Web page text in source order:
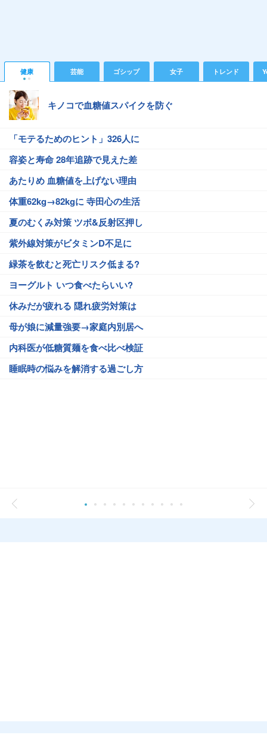
健康 芸能 ゴシップ 女子 トレンド
キノコで血糖値スパイクを防ぐ
「モテるためのヒント」326人に
容姿と寿命 28年追跡で見えた差
あたりめ 血糖値を上げない理由
体重62kg→82kgに 寺田心の生活
夏のむくみ対策 ツボ&反射区押し
紫外線対策がビタミンD不足に
緑茶を飲むと死亡リスク低まる?
ヨーグルト いつ食べたらいい?
休みだが疲れる 隠れ疲労対策は
母が娘に減量強要→家庭内別居へ
内科医が低糖質麺を食べ比べ検証
睡眠時の悩みを解消する過ごし方